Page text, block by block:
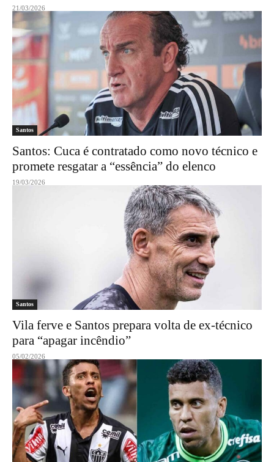
21/03/2026
Santos
Santos: Cuca é contratado como novo técnico e
promete resgatar a “essência” do elenco
19/03/2026
Santos
Vila ferve e Santos prepara volta de ex-técnico
para “apagar incêndio”
05/02/2026